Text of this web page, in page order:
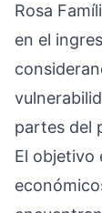
Rosa
en el
partes del
El objetivo